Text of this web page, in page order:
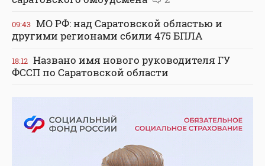
09:43 МО РФ: над Саратовской областью и
другими регионами сбили 475 БПЛА
18:12 Названо имя нового руководителя ГУ
ФССП по Саратовской области